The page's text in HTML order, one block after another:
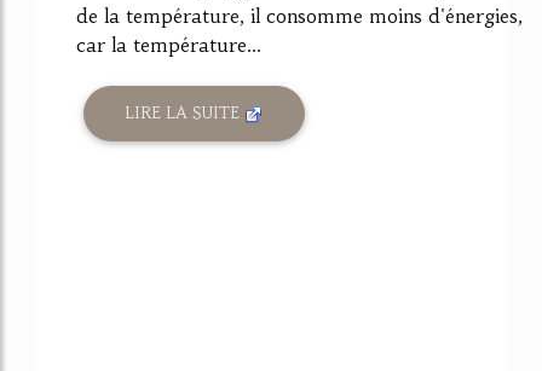
de la température, il consomme moins d'énergies,
car la température...
LIRE LA SUITE